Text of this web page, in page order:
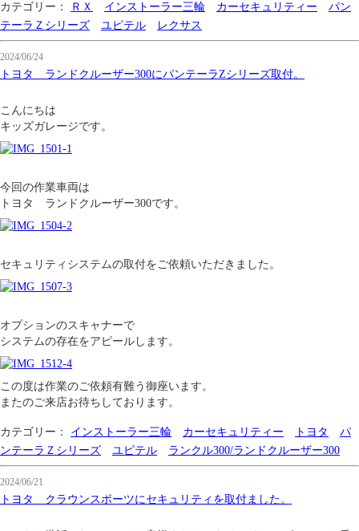
カテゴリー： ＲＸ インストーラー三輪 カーセキュリティー
パン
テーラＺシリーズ
ユピテル レクサス
2024/06/24
トヨタ ランドクルーザー300にパンテーラZシリーズ取付。
こんにちは
キッズガレージです。
今回の作業車両は
トヨタ ランドクルーザー300です。
セキュリティシステムの取付をご依頼いただきました。
オプションのスキャナーで
システムの存在をアピールします。
この度は作業のご依頼有難う御座います。
またのご来店お待ちしております。
カテゴリー： インストーラー三輪 カーセキュリティー トヨタ
パ
ンテーラＺシリーズ
ユピテル ランクル300/ランドクルーザー300
2024/06/21
トヨタ クラウンスポーツにセキュリティを取付ました。